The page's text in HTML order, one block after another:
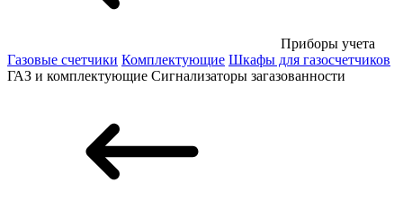
Приборы учета
Газовые счетчики Комплектующие Шкафы для газосчетчиков
ГАЗ и комплектующие Сигнализаторы загазованности